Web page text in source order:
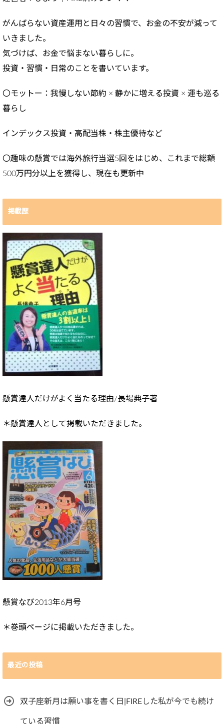
がんばらない資産運用と日々の習慣で、お金の不安が減って
いきました。
気づけば、お金で悩まない暮らしに。
投資・習慣・日常のことを書いています。
〇モットー：我慢しない節約 × 静かに増える投資 × 運も巡る
暮らし
インデックス投資・高配当株・株主優待など
〇趣味の懸賞では海外旅行当選5回をはじめ、これまで総額
500万円分以上を獲得し、現在も更新中
掲載歴
懸賞達人だけがよく当たる理由/長場典子著
＊懸賞達人として掲載いただきました。
懸賞なび2013年6月号
＊巻頭ページに掲載いただきました。
最近の投稿
双子座新月は願い事を書く日|FIREした私が今でも続け
ている習慣